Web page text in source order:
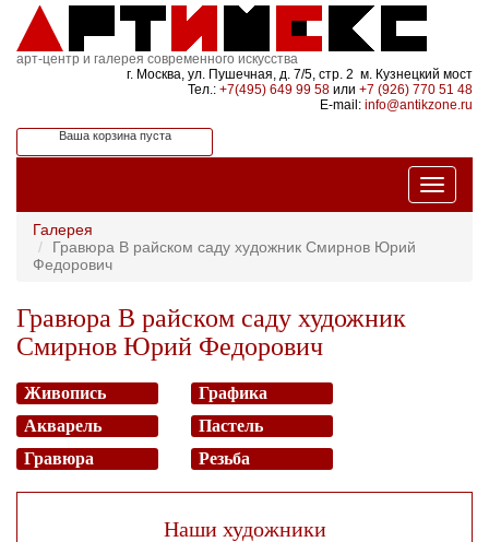
арт-центр и галерея современного искусства
г. Москва, ул. Пушечная, д. 7/5, стр. 2 м. Кузнецкий мост
Тел.: +7(495) 649 99 58 или +7 (926) 770 51 48
E-mail: info@antikzone.ru
Ваша корзина пуста
Галерея
Гравюра В райском саду художник Смирнов Юрий
Федорович
Гравюра В райском саду художник
Смирнов Юрий Федорович
Живопись
Графика
Акварель
Пастель
Гравюра
Резьба
Наши художники